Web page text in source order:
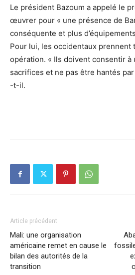
Le président Bazoum a appelé le
œuvrer pour « une présence de
conséquente et plus
Pour lui, les occidentaux prennent
opération. « Ils doivent consentir à
sacrifices et ne pas être hantés
-t-il.
Article précédent
Mali: une organisation
américaine remet en cause le
bilan des autorités de la
transition